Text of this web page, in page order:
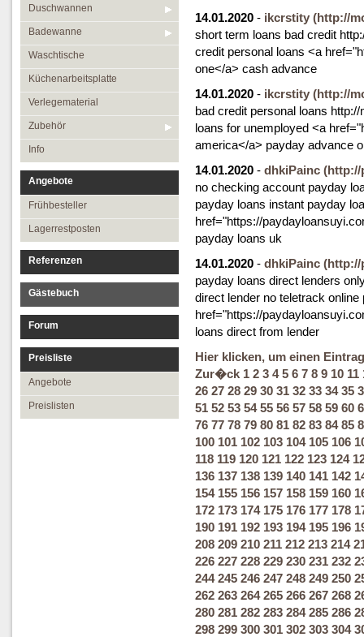
Duschwannen
Badewanne
Waschtische
Küchenarbeitsplatte
Verlegematerial
Zubehör
Info
Angebote
Frühbesteller
Lagerrestposten
Referenzen
Gästebuch
Forum
Preisliste
Angebote
Preislisten
14.01.2020 - ikcrstity (http://
short term loans bad credit
credit personal loans <a
one</a> cash advance
14.01.2020 - ikcrstity (http://
bad credit personal loans
loans for unemployed <a
america</a> payday advance
14.01.2020 - dhkiPainc (http://
no checking account payday
payday loans instant payday
href="https://
payday loans uk
14.01.2020 - dhkiPainc (http://
payday loans direct lenders
direct lender no teletrack
href="https://
loans direct from lender
Hier klicken, um einen
Zur�ck 1 2 3 4 5 6 7 8 9 10 11
26 27 28 29 30 31 32 33 34 35
51 52 53 54 55 56 57 58 59 60
76 77 78 79 80 81 82 83 84 85
100 101 102 103 104 105 106
118 119 120 121 122 123 124
136 137 138 139 140 141 142
154 155 156 157 158 159 160
172 173 174 175 176 177 178
190 191 192 193 194 195 196
208 209 210 211 212 213 214
226 227 228 229 230 231 232
244 245 246 247 248 249 250
262 263 264 265 266 267 268
280 281 282 283 284 285 286
298 299 300 301 302 303 304